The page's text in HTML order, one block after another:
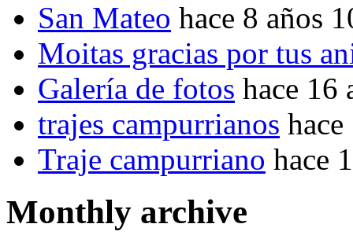
San Mateo hace 8 años
Moitas gracias por tus
Galería de fotos hace 16
trajes campurrianos
Traje campurriano hace
Monthly archive